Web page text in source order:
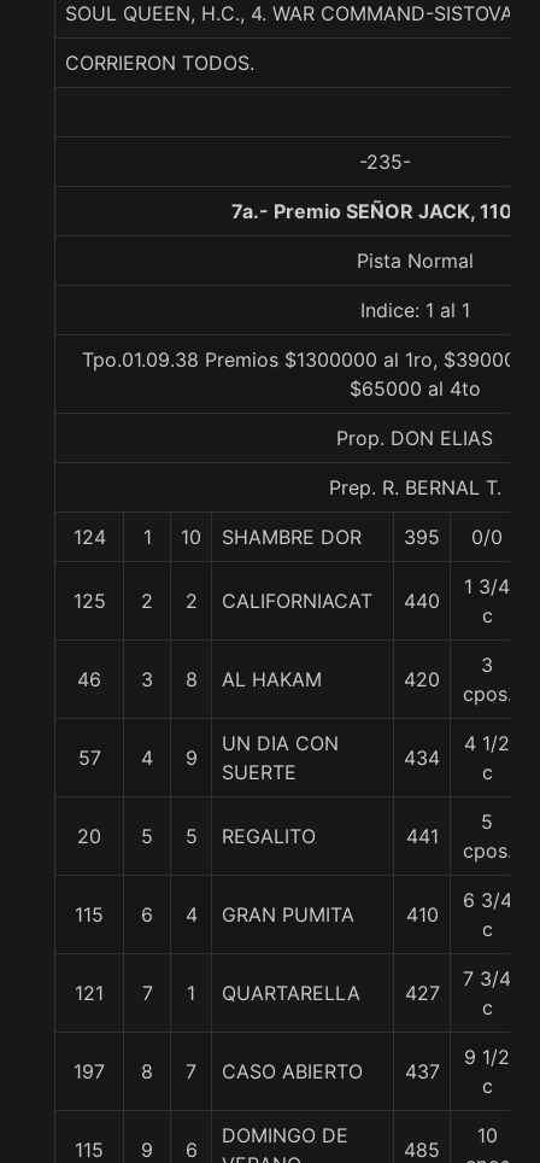
SOUL QUEEN, H.C., 4. WAR COMMAND-SISTOVA-
CORRIERON TODOS.
-235-
7a.- Premio SEÑOR JACK, 1100
Pista Normal
Indice: 1 al 1
Tpo.01.09.38 Premios $1300000 al 1ro, $390000
$65000 al 4to
Prop. DON ELIAS
Prep. R. BERNAL T.
124 1 10 SHAMBRE DOR 395 0/0
125 2 2 CALIFORNIACAT 440
1 3/4
c
46 3 8 AL HAKAM 420
3
cpos.
57 4 9
UN DIA CON
SUERTE
434
4 1/2
c
20 5 5 REGALITO 441
5
cpos.
115 6 4 GRAN PUMITA 410
6 3/4
c
121 7 1 QUARTARELLA 427
7 3/4
c
197 8 7 CASO ABIERTO 437
9 1/2
c
115 9 6
DOMINGO DE
485
10